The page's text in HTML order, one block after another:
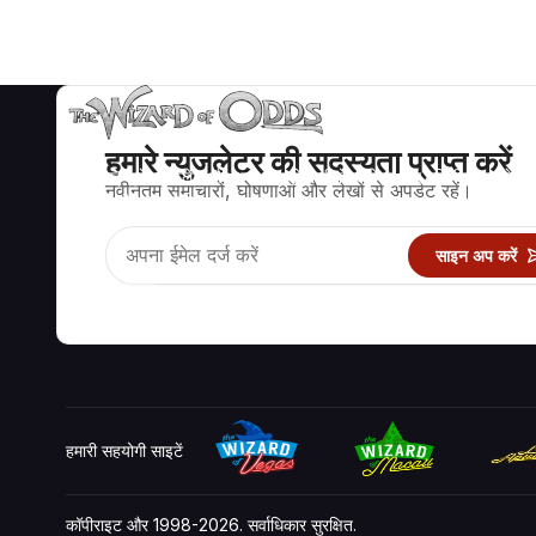
हमारे न्युजलेटर की सदस्यता प्राप्त करें
नवीनतम समाचारों, घोषणाओं और लेखों से अपडेट रहें।
साइन अप करें
ब्लैकजैक, क्रेप्स, रूलेट और अन्य सैकड़ों कैसीनो खेलों के लिए गणितीय रूप से
रणनीति और जानकारी।
हमारी सहयोगी साइटें
कॉपीराइट और 1998-2026. सर्वाधिकार सुरक्षित.